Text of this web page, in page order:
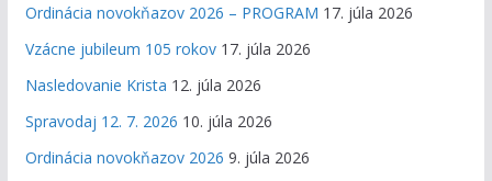
Ordinácia novokňazov 2026 – PROGRAM 17. júla 2026
Vzácne jubileum 105 rokov 17. júla 2026
Nasledovanie Krista 12. júla 2026
Spravodaj 12. 7. 2026 10. júla 2026
Ordinácia novokňazov 2026 9. júla 2026